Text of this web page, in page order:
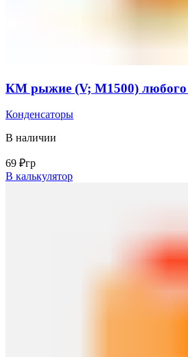
КМ рыжие (V; М1500) любого
Конденсаторы
В наличии
69 ₽гр
В калькулятор